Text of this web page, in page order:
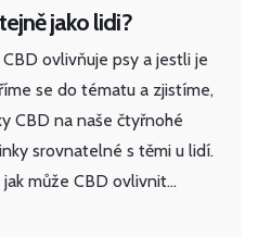
jako lidi?
ovlivňuje psy a jestli je
se do tématu a zjistíme,
CBD na naše čtyřnohé
srovnatelné s těmi u lidí.
může CBD ovlivnit